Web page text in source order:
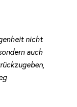
nicht
auch